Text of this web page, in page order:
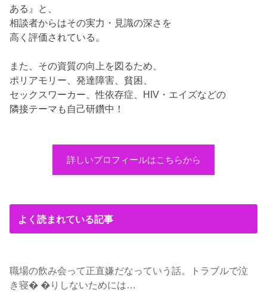
ある』と、
相談者からはその実力・見識の深さを
高く評価されている。
また、その資質の向上を図るため、
ポリアモリー、発達障害、貧困、
セックスワーカー、性依存症、HIV・エイズなどの
隣接テーマも自己研鑽中！
詳しいプロフィールはこちらから
よく読まれている記事
職場の飲み会って正直嫌だなっていう話。トラブルで泣
き寝� �りしないためには…